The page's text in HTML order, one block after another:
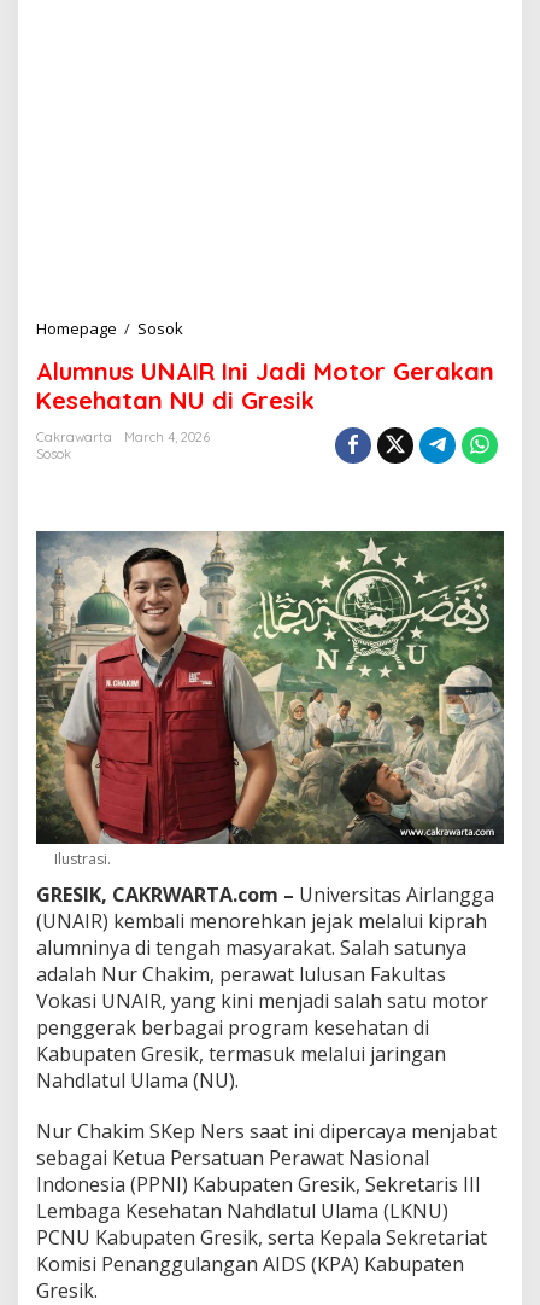
Homepage / Sosok
u
m
n
u
I
R
I
n
i
J
a
d
i
M
o
r
G
r
a
a
n
K
e
s
e
h
t
a
n
N
U
d
i
Alumnus UNAIR Ini Jadi Motor Gerakan
Kesehatan NU di Gresik
Cakrawarta
March 4, 2026
Sosok
Ilustrasi.
GRESIK, CAKRWARTA.com – Universitas Airlangga
(UNAIR) kembali menorehkan jejak melalui kiprah
alumninya di tengah masyarakat. Salah satunya
adalah Nur Chakim, perawat lulusan Fakultas
Vokasi UNAIR, yang kini menjadi salah satu motor
penggerak berbagai program kesehatan di
Kabupaten Gresik, termasuk melalui jaringan
Nahdlatul Ulama (NU).
Nur Chakim SKep Ners saat ini dipercaya menjabat
sebagai Ketua Persatuan Perawat Nasional
Indonesia (PPNI) Kabupaten Gresik, Sekretaris III
Lembaga Kesehatan Nahdlatul Ulama (LKNU)
PCNU Kabupaten Gresik, serta Kepala Sekretariat
Komisi Penanggulangan AIDS (KPA) Kabupaten
Gresik.